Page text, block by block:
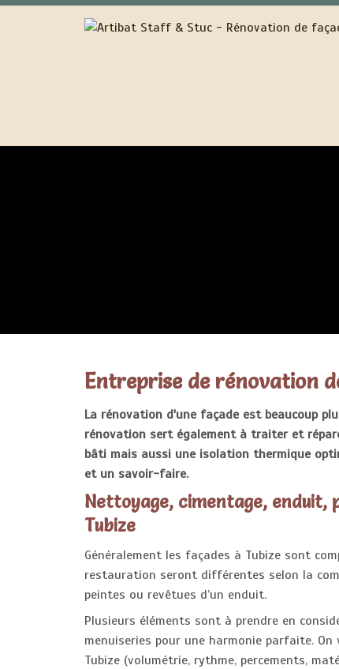
Entreprise de rénovation
La rénovation d'une façade est beaucoup
rénovation sert également à traiter et
bâti mais aussi une isolation thermique
et un savoir-faire.
Nettoyage, cimentage,
Tubize
Généralement les façades à Tubize sont
restauration seront différentes selon la
peintes ou revêtues d’un enduit.
Plusieurs éléments sont à prendre en
menuiseries pour une harmonie parfaite.
Tubize (volumétrie, rythme, percements,